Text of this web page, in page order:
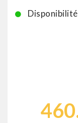
Disponibilité